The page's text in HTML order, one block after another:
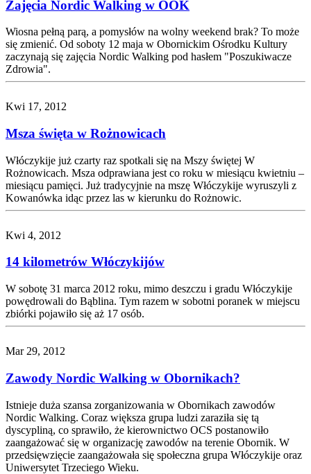
Zajęcia Nordic Walking w OOK
Wiosna pełną parą, a pomysłów na wolny weekend brak? To może
się zmienić. Od soboty 12 maja w Obornickim Ośrodku Kultury
zaczynają się zajęcia Nordic Walking pod hasłem "Poszukiwacze
Zdrowia".
Kwi 17, 2012
Msza święta w Rożnowicach
Włóczykije już czarty raz spotkali się na Mszy świętej W
Rożnowicach. Msza odprawiana jest co roku w miesiącu kwietniu –
miesiącu pamięci. Już tradycyjnie na mszę Włóczykije wyruszyli z
Kowanówka idąc przez las w kierunku do Rożnowic.
Kwi 4, 2012
14 kilometrów Włóczykijów
W sobotę 31 marca 2012 roku, mimo deszczu i gradu Włóczykije
powędrowali do Bąblina. Tym razem w sobotni poranek w miejscu
zbiórki pojawiło się aż 17 osób.
Mar 29, 2012
Zawody Nordic Walking w Obornikach?
Istnieje duża szansa zorganizowania w Obornikach zawodów
Nordic Walking. Coraz większa grupa ludzi zaraziła się tą
dyscypliną, co sprawiło, że kierownictwo OCS postanowiło
zaangażować się w organizację zawodów na terenie Obornik. W
przedsięwzięcie zaangażowała się społeczna grupa Włóczykije oraz
Uniwersytet Trzeciego Wieku.